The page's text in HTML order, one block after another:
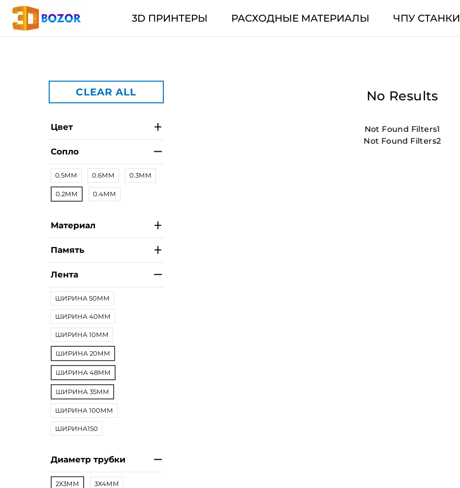
3D ПРИНТЕРЫ РАСХОДНЫЕ МАТЕРИАЛЫ ЧПУ СТАНКИ
CLEAR ALL
Цвет
Сопло
0.5ММ 0.6ММ 0.3ММ
0.2ММ 0.4ММ
Материал
Память
Лента
ШИРИНА 50ММ
ШИРИНА 40ММ
ШИРИНА 10ММ
ШИРИНА 20ММ
ШИРИНА 48ММ
ШИРИНА 35ММ
ШИРИНА 100ММ
ШИРИНА150
Диаметр трубки
2Х3ММ 3Х4ММ
No Results
Not Found Filters1
Not Found Filters2